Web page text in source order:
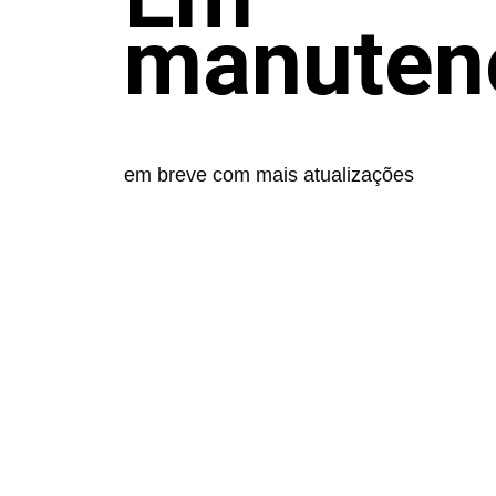
em breve com mais atualizações